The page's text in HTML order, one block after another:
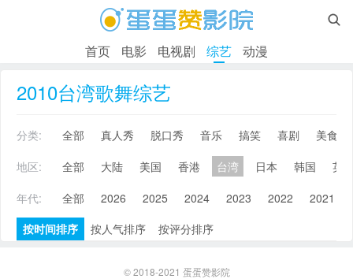

首页 电影 电视剧 综艺 动漫
2010台湾歌舞综艺
分类: 全部 真人秀 脱口秀 音乐 搞笑 喜剧
美食
地区:
全部 大陆 美国 香港 台湾 日本 韩国
英
年代:
全部 2026 2025 2024 2023 2022 2021
按时间排序
按人气排序 按评分排序
© 2018-2021 蛋蛋赞影院